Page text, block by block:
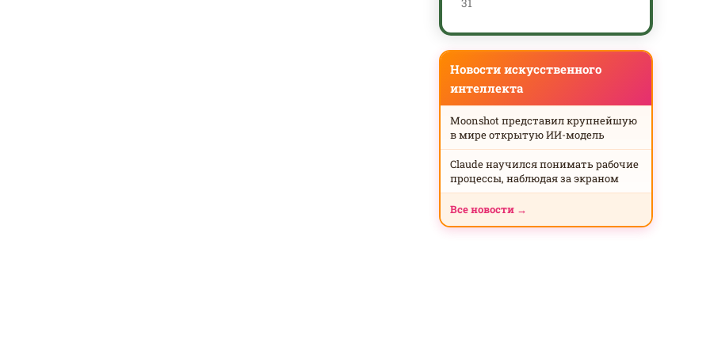
Новости искусственного
интеллекта
Moonshot представил крупнейшую
в мире открытую ИИ-модель
Claude научился понимать рабочие
процессы, наблюдая за экраном
Все новости →